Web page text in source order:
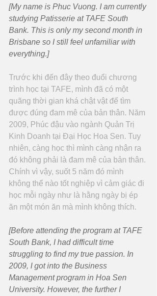
[My name is Phuc Vuong. I am currently
studying Patisserie at TAFE South
Bank. This is only my second month in
Brisbane so I still feel unfamiliar with
everything.]
Trước khi đến đây theo đuổi chương
trình học tại TAFE, mình đã có một
quãng thời gian khá chật vật để tìm
được đúng đam mê của bản thân. Năm
2009, Phúc đậu vào ngành Quản Trị
Kinh Doanh tại Đại Học Hoa Sen. Tuy
nhiên, càng học thì mình càng nhận ra
đó không phải là đam mê của bản thân.
Chính vì vậy, suốt 5 năm đó mình
không thể nào tốt nghiệp vì cảm giác đi
học mỗi ngày như là hằng ngày bị ép
ăn một món ăn mà mình không thích.
[Before attending the program at TAFE
South Bank, I had difficult time
struggling to find my true passion. In
2009, I got into the Business
Management program in Hoa Sen
University. However, the further I